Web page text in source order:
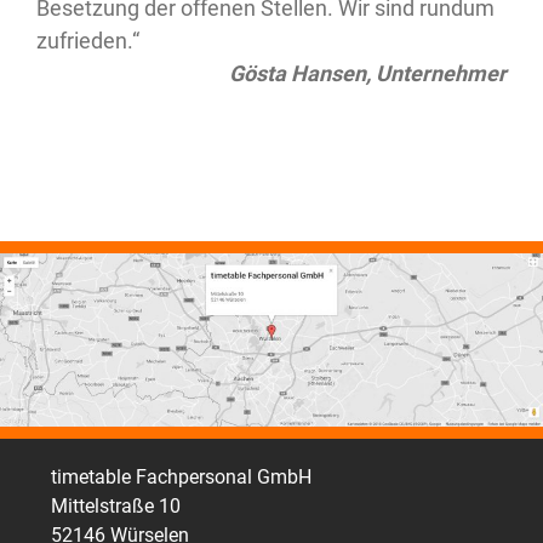
Hartmut Boll, Mechatroniker
Besetzung der offenen Stellen. Wir sind rundum
zufrieden.“
Gösta Hansen, Unternehmer
Maike Neuhaus, Personalerin
Hartmut Boll, Mechatroniker
Besetzung der offenen Stellen. Wir sind rundum
zufrieden.“
Gösta Hansen, Unternehmer
timetable Fachpersonal GmbH
Mittelstraße 10
52146 Würselen